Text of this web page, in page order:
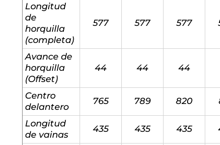
Longitud
de
horquilla
(completa)
577 577 577
Avance de
horquilla
(Offset)
44 44 44
Centro
delantero
765 789 820
Longitud
de vainas
435 435 435